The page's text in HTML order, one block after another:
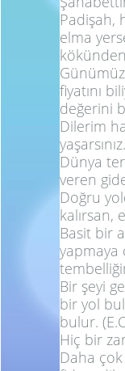
Padişah,
elma
fiyatını
değerini
Dilerim
yaşarsınız.
Dünya
veren
Doğru
kalırsan,
Basit bir
yapmaya
Bir şeyi
bir yol
bulur.
Hiç bir
Daha